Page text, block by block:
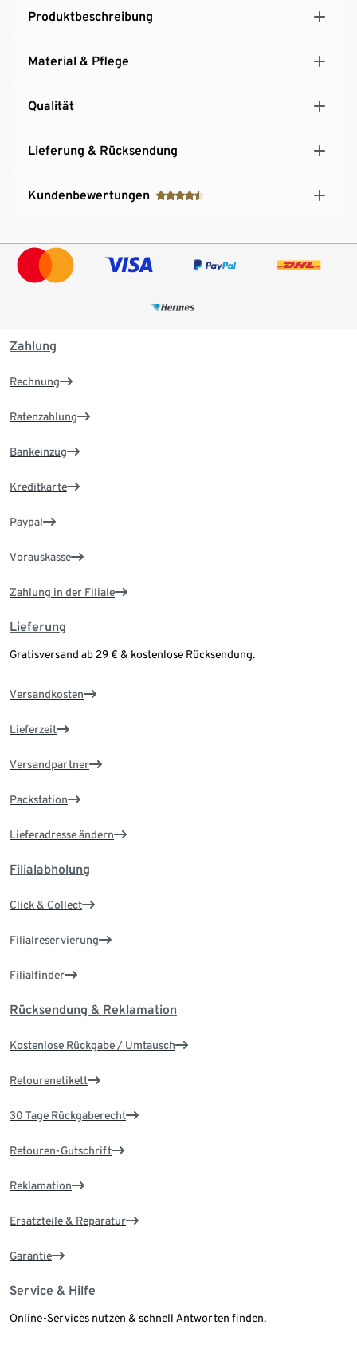
Produktbeschreibung
Material & Pflege
Qualität
Lieferung & Rücksendung
Kundenbewertungen
Zahlung
Rechnung
Ratenzahlung
Bankeinzug
Kreditkarte
Paypal
Vorauskasse
Zahlung in der Filiale
Lieferung
Gratisversand ab 29 € & kostenlose Rücksendung.
Versandkosten
Lieferzeit
Versandpartner
Packstation
Lieferadresse ändern
Filialabholung
Click & Collect
Filialreservierung
Filialfinder
Rücksendung & Reklamation
Kostenlose Rückgabe / Umtausch
Retourenetikett
30 Tage Rückgaberecht
Retouren-Gutschrift
Reklamation
Ersatzteile & Reparatur
Garantie
Service & Hilfe
Online-Services nutzen & schnell Antworten finden.